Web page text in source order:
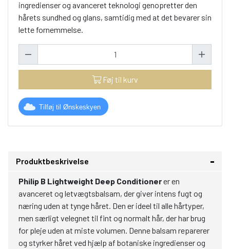
ingredienser og avanceret teknologi genopretter den
hårets sundhed og glans, samtidig med at det bevarer sin
lette fornemmelse.
Føj til kurv
Tilføj til Ønskeskyen
Produktbeskrivelse
Philip B Lightweight Deep Conditionerer en
avanceret og letvægtsbalsam, der giver intens fugt og
næring uden at tynge håret. Den er ideel til alle hårtyper,
men særligt velegnet til fint og normalt hår, der har brug
for pleje uden at miste volumen. Denne balsam reparerer
og styrker håret ved hjælp af botaniske ingredienser og